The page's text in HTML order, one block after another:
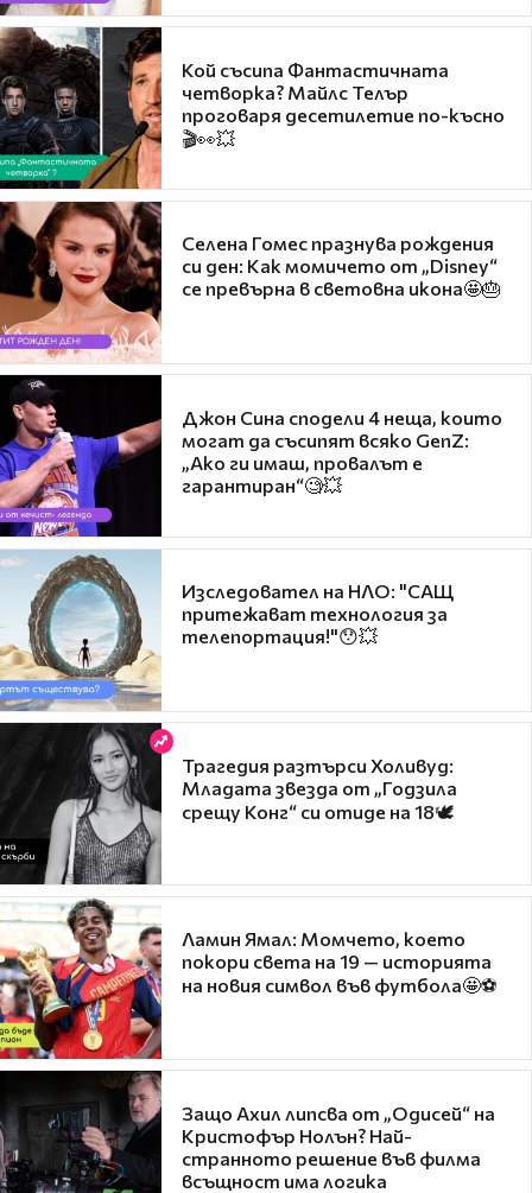
Кой съсипа Фантастичната
четворка? Майлс Телър
проговаря десетилетие по-късно
🎬👀💥
Селена Гомес празнува рождения
си ден: Как момичето от „Disney“
се превърна в световна икона🤩🎂
Джон Сина сподели 4 неща, които
могат да съсипят всяко GenZ:
„Ако ги имаш, провалът е
гарантиран“🧐💥
Изследовател на НЛО: "САЩ
притежават технология за
телепортация!"😯💥
Трагедия разтърси Холивуд:
Младата звезда от „Годзила
срещу Конг“ си отиде на 18🕊️
Ламин Ямал: Момчето, което
покори света на 19 — историята
на новия символ във футбола🤩⚽
Защо Ахил липсва от „Одисей“ на
Кристофър Нолън? Най-
странното решение във филма
всъщност има логика